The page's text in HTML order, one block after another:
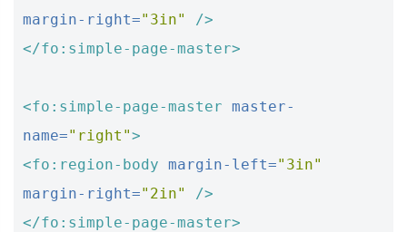
margin-right="3in"
/>
</fo:simple-page-master>
<fo:simple-page-master master-
name="right">
<fo:region-body margin-left="3in"
margin-right="2in"
/>
</fo:simple-page-master>